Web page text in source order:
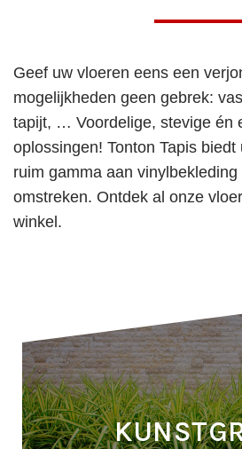
Geef uw vloeren eens een
mogelijkheden geen gebrek:
tapijt, … Voordelige, stevige én
oplossingen! Tonton Tapis
ruim gamma aan
omstreken. Ontdek al onze
winkel.